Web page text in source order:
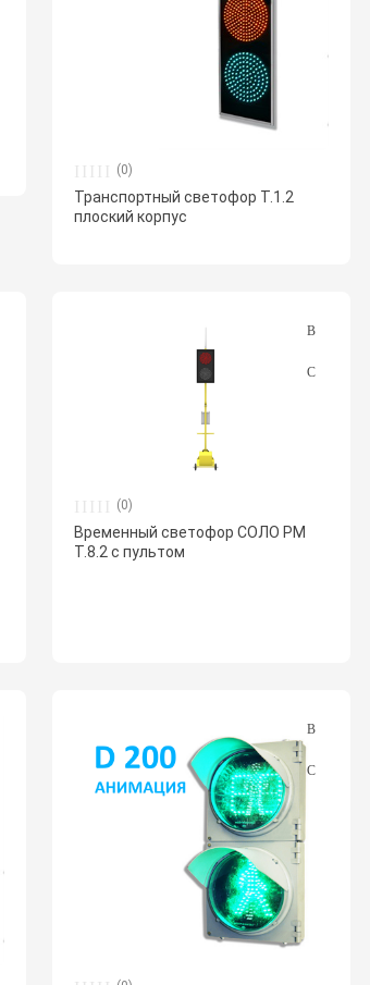
(0)
Транспортный светофор Т.1.2
плоский корпус
(0)
Временный светофор СОЛО РМ
Т.8.2 с пультом